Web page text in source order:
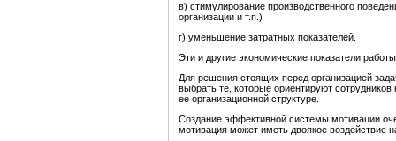
в) стимулирование производственного
организации и т.п.)
г) уменьшение затратных показателей.
Эти и другие экономические показатели
Для решения стоящих перед организацией
выбрать те, которые ориентируют
ее организационной структуре.
Создание эффективной системы мотивации
мотивация может иметь двоякое